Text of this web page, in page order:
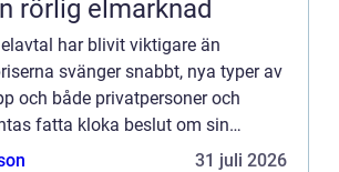
rörlig elmarknad
har blivit viktigare än
svänger snabbt, nya typer av
och både privatpersoner och
fatta kloka beslut om sin
som lär sig grunderna kan spara
31 juli 2026